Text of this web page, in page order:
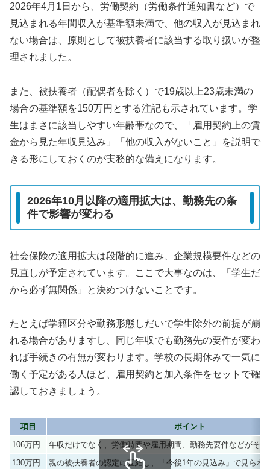
2026年4月1日から、労働契約（労働条件通知書など）で
見込まれる年間収入が基準額未満で、他の収入が見込まれ
ない場合は、原則として被扶養者に該当する取り扱いが整
理されました。
また、被扶養者（配偶者を除く）で19歳以上23歳未満の
場合の基準額を150万円とする注記も示されています。学
生はまさに該当しやすい年齢帯なので、「雇用契約上の賃
金から見た年収見込み」「他の収入がないこと」を説明で
きる形にしておくのが実務的な備えになります。
2026年10月以降の適用拡大は、勤務先の条
件で影響が変わる
社会保険の適用拡大は段階的に進み、企業規模要件などの
見直しが予定されています。ここで大事なのは、「学生だ
から必ず無関係」と決めつけないことです。
たとえば学籍区分や勤務形態しだいで学生除外の前提が崩
れる場合がありますし、同じ年収でも勤務先の要件が変わ
れば手続きの有無が変わります。学校の長期休みで一気に
働く予定がある人ほど、雇用契約と加入条件をセットで確
認しておきましょう。
項目
ポイント
106万円
年収だけでなく、労働時間や雇用期間、勤務先要件などがそ
130万円
親の被扶養者の認定に直結し、「今後1年の見込み」で見られ